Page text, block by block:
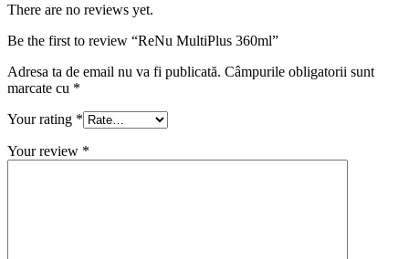
There are no reviews yet.
Be the first to review “ReNu MultiPlus 360ml”
Adresa ta de email nu va fi publicată. Câmpurile obligatorii sunt
marcate cu *
Your rating *
Your review *